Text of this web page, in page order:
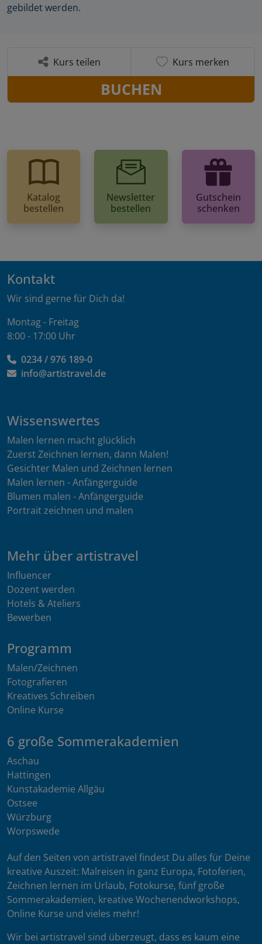
gebildet werden.
Kurs teilen Kurs merken
BUCHEN
Katalog
bestellen
Newsletter
bestellen
Gutschein
schenken
Kontakt
Wir sind gerne für Dich da!
Montag - Freitag
8:00 - 17:00 Uhr
0234 / 976 189-0
info@artistravel.de
Wissenswertes
Malen lernen macht glücklich
Zuerst Zeichnen lernen, dann Malen!
Gesichter Malen und Zeichnen lernen
Malen lernen - Anfängerguide
Blumen malen - Anfängerguide
Portrait zeichnen und malen
Mehr über artistravel
Influencer
Dozent werden
Hotels & Ateliers
Bewerben
Programm
Malen/Zeichnen
Fotografieren
Kreatives Schreiben
Online Kurse
6 große Sommerakademien
Aschau
Hattingen
Kunstakademie Allgäu
Ostsee
Würzburg
Worpswede
Auf den Seiten von artistravel findest Du alles für Deine
kreative Auszeit: Malreisen in ganz Europa, Fotoferien,
Zeichnen lernen im Urlaub, Fotokurse, fünf große
Sommerakademien, kreative Wochenendworkshops,
Online Kurse und vieles mehr!
Wir bei artistravel sind überzeugt, dass es kaum eine